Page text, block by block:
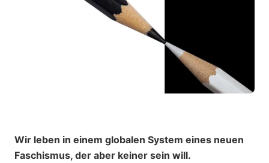
Wir leben in einem globalen System eines neuen
Faschismus, der aber keiner sein will.